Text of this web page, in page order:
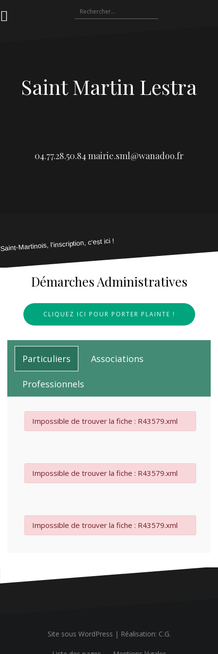
au
Rechercher :
Saint Martin Lestra
04.77.28.50.84 mairie.sml@wanadoo.fr
Saint-Martinois, l'inscription, c'est ici !
Démarches Administratives
CLIQUEZ ICI POUR PORTER PLAINTE !
Particuliers Associations
Professionnels
Impossible de trouver la fiche : R43579.xml
Impossible de trouver la fiche : R43579.xml
Impossible de trouver la fiche : R43579.xml
Site sous WordPress | Réalisation: C.G.